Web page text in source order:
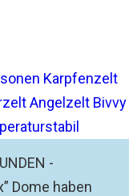
Karpfenzelt
Angelzelt Bivvy
-
Dome haben